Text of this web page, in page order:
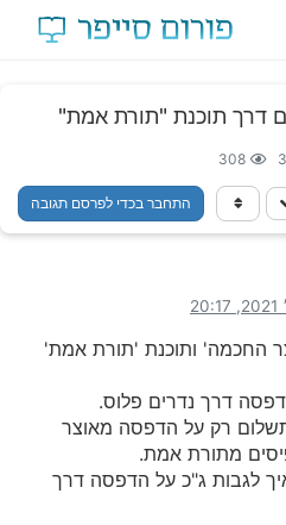
דרך תוכנת "תורת אמת"
3
308
התחבר בכדי לפרסם תגובה
החכמה' ותוכנת 'תורת אמת'
דרך נדרים פלוס.
רק על הדפסה מאוצר
מתורת אמת.
לגבות ג"כ על הדפסה דרך